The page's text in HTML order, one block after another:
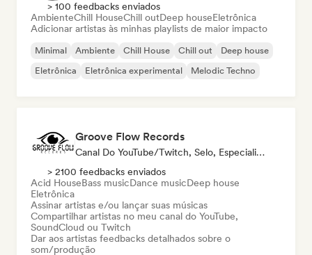
> 100 feedbacks enviados
AmbienteChill HouseChill outDeep houseEletrônica
Adicionar artistas às minhas playlists de maior impacto
Minimal Ambiente Chill House Chill out
Deep house
Eletrônica
Eletrônica experimental Melodic Techno
Groove Flow Records
Canal Do YouTube/Twitch, Selo, Especialista Em Som
> 2100 feedbacks enviados
Acid HouseBass musicDance musicDeep house
Eletrônica
Assinar artistas e/ou lançar suas músicas
Compartilhar artistas no meu canal do YouTube,
SoundCloud ou Twitch
Dar aos artistas feedbacks detalhados sobre o
som/produção